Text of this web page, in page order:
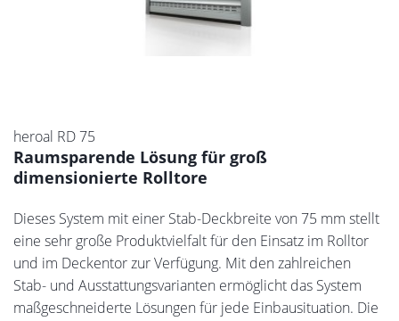
heroal RD 75
Raumsparende Lösung für groß
dimensionierte Rolltore
Dieses System mit einer Stab-Deckbreite von 75 mm stellt
eine sehr große Produktvielfalt für den Einsatz im Rolltor
und im Deckentor zur Verfügung. Mit den zahlreichen
Stab- und Ausstattungsvarianten ermöglicht das System
maßgeschneiderte Lösungen für jede Einbausituation. Die